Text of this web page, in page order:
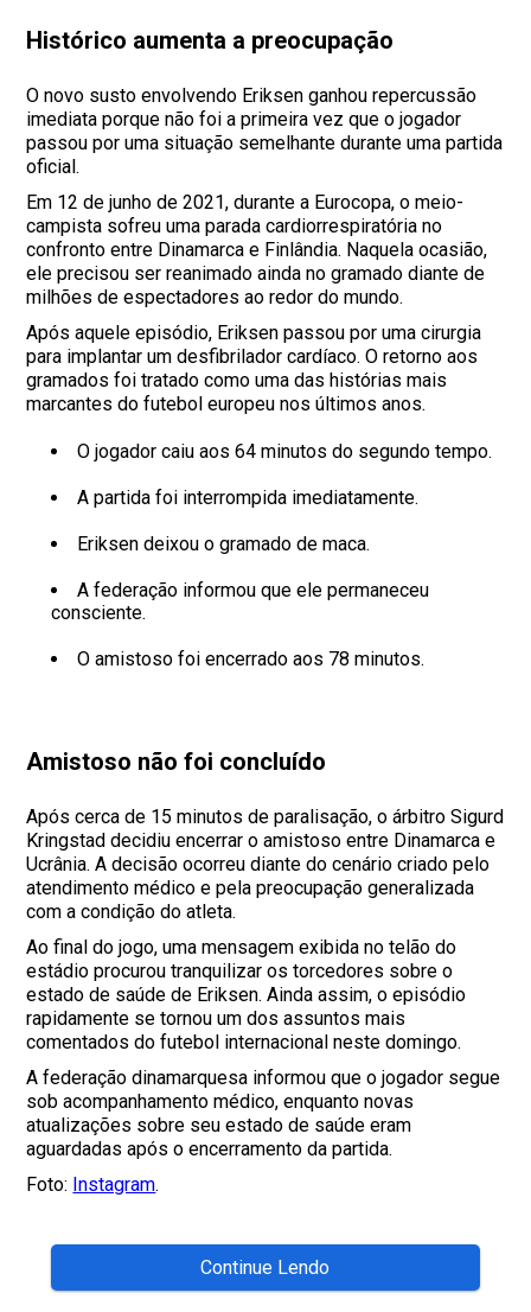
Histórico aumenta a preocupação
O novo susto envolvendo Eriksen ganhou repercussão
imediata porque não foi a primeira vez que o jogador
passou por uma situação semelhante durante uma partida
oficial.
Em 12 de junho de 2021, durante a Eurocopa, o meio-
campista sofreu uma parada cardiorrespiratória no
confronto entre Dinamarca e Finlândia. Naquela ocasião,
ele precisou ser reanimado ainda no gramado diante de
milhões de espectadores ao redor do mundo.
Após aquele episódio, Eriksen passou por uma cirurgia
para implantar um desfibrilador cardíaco. O retorno aos
gramados foi tratado como uma das histórias mais
marcantes do futebol europeu nos últimos anos.
O jogador caiu aos 64 minutos do segundo tempo.
A partida foi interrompida imediatamente.
Eriksen deixou o gramado de maca.
A federação informou que ele permaneceu
consciente.
O amistoso foi encerrado aos 78 minutos.
Amistoso não foi concluído
Após cerca de 15 minutos de paralisação, o árbitro Sigurd
Kringstad decidiu encerrar o amistoso entre Dinamarca e
Ucrânia. A decisão ocorreu diante do cenário criado pelo
atendimento médico e pela preocupação generalizada
com a condição do atleta.
Ao final do jogo, uma mensagem exibida no telão do
estádio procurou tranquilizar os torcedores sobre o
estado de saúde de Eriksen. Ainda assim, o episódio
rapidamente se tornou um dos assuntos mais
comentados do futebol internacional neste domingo.
A federação dinamarquesa informou que o jogador segue
sob acompanhamento médico, enquanto novas
atualizações sobre seu estado de saúde eram
aguardadas após o encerramento da partida.
Foto: Instagram.
Continue Lendo